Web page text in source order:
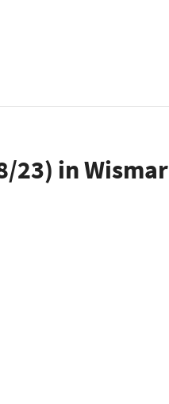
23) in Wismar